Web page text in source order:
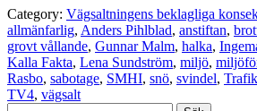
Category: Vägsaltningens beklagliga
allmänfarlig, Anders Pihlblad, anstiftan,
grovt vållande, Gunnar Malm, halka,
Kalla Fakta, Lena Sundström, miljö,
Rasbo, sabotage, SMHI, snö, svindel,
TV4, vägsalt